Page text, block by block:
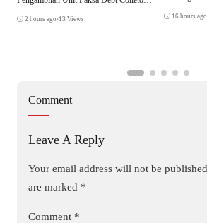
2 hours ago •13 Views 16 hours ago
Comment
Leave A Reply
Your email address will not be
are marked *
Comment *